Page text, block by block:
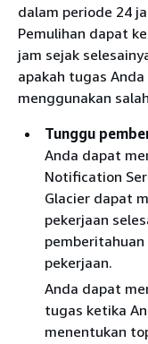
dalam periode 24
Pemulihan dapat
jam sejak
apakah tugas
menggunakan
Tunggu
Anda dapat
Notification
Glacier dapat
pekerjaan
pekerjaan.
Anda dapat
tugas ketika
menentukan